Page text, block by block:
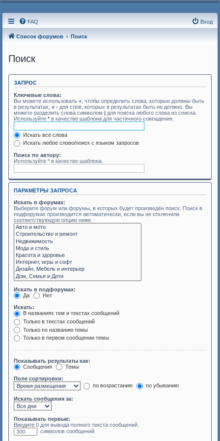
FAQ Вход
Список форумов Поиск
Поиск
ЗАПРОС
Ключевые слова:
Вы можете использовать + , чтобы определить слова, которые должны быть
в результатах, и - для слов, которых в результатах быть не должно. Вы
можете разделить слова символом | для поиска любого слова из списка.
Используйте * в качестве шаблона для частичного совпадения.
Искать все слова
Искать любое слово/поиск с языком запросов
Поиск по автору:
Используйте * в качестве шаблона.
ПАРАМЕТРЫ ЗАПРОСА
Искать в форумах:
Выберите форум или форумы, в которых будет произведён поиск. Поиск в
подфорумах производится автоматически, если вы не отключили
соответствующую опцию ниже.
Искать в подфорумах:
Да
Нет
Искать:
В названиях тем и текстах сообщений
Только в текстах сообщений
Только по названию темы
Только в первом сообщении темы
Показывать результаты как:
Сообщения
Темы
Поле сортировки:
по возрастанию
по убыванию
Искать сообщения за:
Показывать первые:
Введите 0 для вывода полного текста сообщений.
символов сообщений